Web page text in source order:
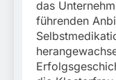
das
führenden